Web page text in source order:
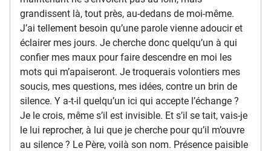
grandissent là, tout près, au-dedans de moi-même.
J’ai tellement besoin qu’une parole vienne adoucir et
éclairer mes jours. Je cherche donc quelqu’un à qui
confier mes maux pour faire descendre en moi les
mots qui m’apaiseront. Je troquerais volontiers mes
soucis, mes questions, mes idées, contre un brin de
silence. Y a-t-il quelqu’un ici qui accepte l’échange ?
Je le crois, même s’il est invisible. Et s’il se tait, vais-je
le lui reprocher, à lui que je cherche pour qu’il m’ouvre
au silence ? Le Père, voilà son nom. Présence paisible